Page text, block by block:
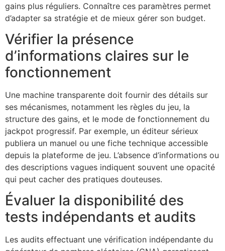
gains plus réguliers. Connaître ces paramètres permet
d’adapter sa stratégie et de mieux gérer son budget.
Vérifier la présence
d’informations claires sur le
fonctionnement
Une machine transparente doit fournir des détails sur
ses mécanismes, notamment les règles du jeu, la
structure des gains, et le mode de fonctionnement du
jackpot progressif. Par exemple, un éditeur sérieux
publiera un manuel ou une fiche technique accessible
depuis la plateforme de jeu. L’absence d’informations ou
des descriptions vagues indiquent souvent une opacité
qui peut cacher des pratiques douteuses.
Évaluer la disponibilité des
tests indépendants et audits
Les audits effectuant une vérification indépendante du